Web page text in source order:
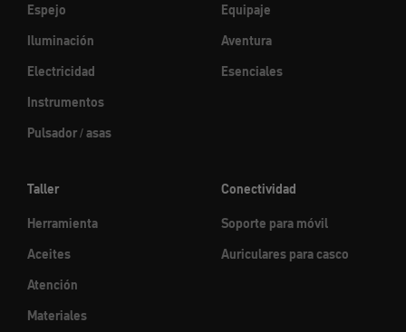
Espejo
Iluminación
Electricidad
Instrumentos
Pulsador / asas
Equipaje
Aventura
Esenciales
Taller
Herramienta
Aceites
Atención
Materiales
Conectividad
Soporte para móvil
Auriculares para casco